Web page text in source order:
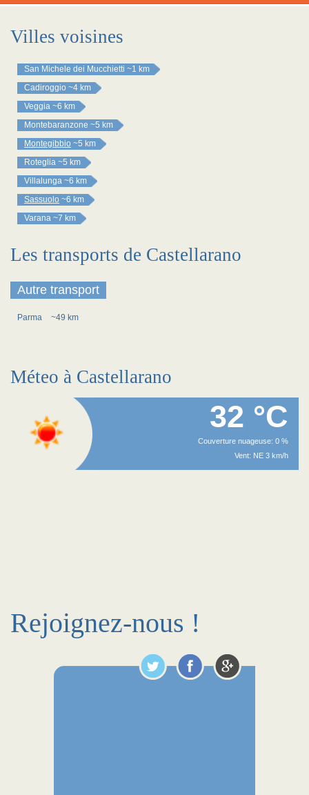
Villes voisines
San Michele dei Mucchietti ~1 km
Cadiroggio ~4 km
Veggia ~6 km
Montebaranzone ~5 km
Montegibbio ~5 km
Roteglia ~5 km
Villalunga ~6 km
Sassuolo ~6 km
Varana ~7 km
Les transports de Castellarano
Autre transport
Parma ~49 km
Méteo à Castellarano
32 °C
Couverture nuageuse: 0 %
Vent: NE 3 km/h
Rejoignez-nous !